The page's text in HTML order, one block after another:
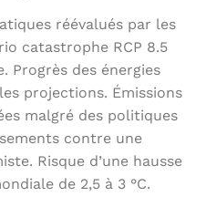
réévalués par les
catastrophe RCP 8.5
Progrès des énergies
projections. Émissions
malgré des politiques
contre une
Risque d’une hausse
de 2,5 à 3 °C.